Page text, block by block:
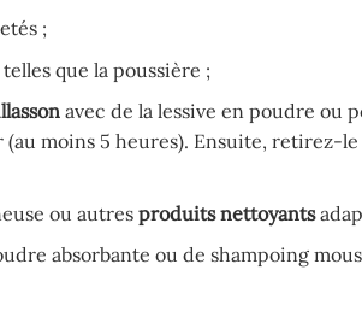
;
que la poussière ;
avec de la lessive en poudre ou
moins 5 heures). Ensuite, retirez-le
ou autres produits nettoyants
absorbante ou de shampoing